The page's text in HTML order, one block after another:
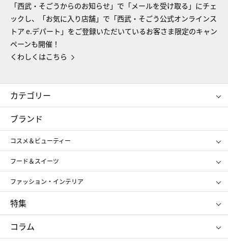
「西武・そごうからのお知らせ」で「メールを受け取る」にチェ
ックし、「お気に入り店舗」で「西武・そごう公式オンラインス
トア e.デパート」をご登録いただいているお客さま限定のキャン
ペーンも開催！
くわしくはこちら
カテゴリー
コスメ＆ビューティー
ギフト
レディース
メンズ
スポーツ・アウトドア
お中元
お歳暮
ブランド
コスメ＆ビューティー
SHISEIDO
ポール&ジョー ボーテ
ジルスチュアート
NARS
RMK
クリニーク
SK-Ⅱ
フード＆スイーツ
アンリ・シャルパンティエ
ゴディバ
新宿高野
たねや
ねんりん家
ファッション・インテリア
ポロ ラルフ ローレン
タケオ キクチ
ママ＆キッズ
シュタイフ
特集
お中元
ひな人形
五月人形
コラム